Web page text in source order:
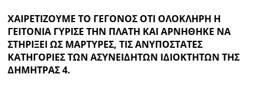
ΧΑΙΡΕΤΙΖΟΥΜΕ ΤΟ ΓΕΓΟΝΟΣ ΟΤΙ ΟΛΟΚΛΗΡΗ Η
ΓΕΙΤΟΝΙΑ ΓΥΡΙΣΕ ΤΗΝ ΠΛΑΤΗ ΚΑΙ ΑΡΝΗΘΗΚΕ ΝΑ
ΣΤΗΡΙΞΕΙ ΩΣ ΜΑΡΤΥΡΕΣ, ΤΙΣ ΑΝΥΠΟΣΤΑΤΕΣ
ΚΑΤΗΓΟΡΙΕΣ ΤΩΝ ΑΣΥΝΕΙΔΗΤΩΝ ΙΔΙΟΚΤΗΤΩΝ ΤΗΣ
ΔΗΜΗΤΡΑΣ 4.